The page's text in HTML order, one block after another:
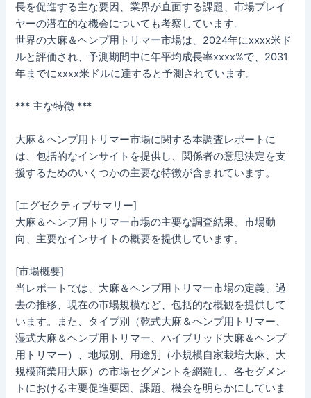
長を促進する主な要因、業界が直面する課題、市場プレイ
ヤーの潜在的な機会についても考察しています。
世界の大麻＆ヘンプ用トリマー市場は、2024年にxxxx米ド
ルと評価され、予測期間中に年平均成長率xxxx%で、2031
年までにxxxx米ドルに達すると予測されています。
*** 主な特徴 ***
大麻＆ヘンプ用トリマー市場に関する本調査レポートに
は、包括的なインサイトを提供し、関係者の意思決定を支
援するためのいくつかの主要な特徴が含まれています。
[エグゼクティブサマリー]
大麻＆ヘンプ用トリマー市場の主要な調査結果、市場動
向、主要なインサイトの概要を提供しています。
[市場概要]
当レポートでは、大麻＆ヘンプ用トリマー市場の定義、過
去の推移、現在の市場規模など、包括的な概観を提供して
います。また、タイプ別（乾式大麻＆ヘンプ用トリマー、
湿式大麻＆ヘンプ用トリマー、ハイブリッド大麻＆ヘンプ
用トリマー）、地域別、用途別（小規模自家栽培大麻、大
規模商業用大麻）の市場セグメントを網羅し、各セグメン
トにおける主要促進要因、課題、機会を明らかにしていま